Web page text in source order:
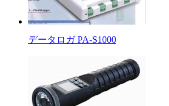
データロガ PA-S1000